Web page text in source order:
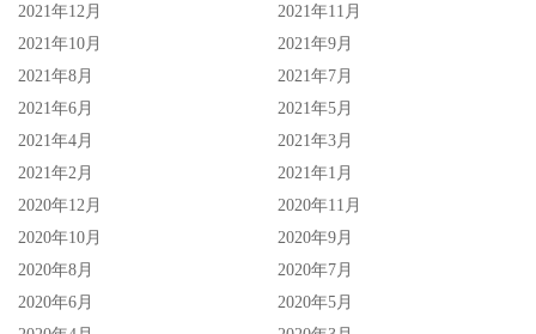
些不舒服，由于她的帐号没了、经纪公司也不可能说明她的
状况，所以我只希望她不是因为发生了什么很糟的状况而离
开：
希望她好好的。
2021年12月
2021年11月
2021年10月
2021年9月
2021年8月
2021年7月
2021年6月
2021年5月
2021年4月
2021年3月
2021年2月
2021年1月
2020年12月
2020年11月
2020年10月
2020年9月
2020年8月
2020年7月
2020年6月
2020年5月